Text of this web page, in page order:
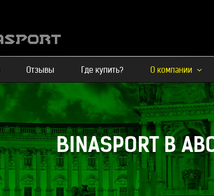
Отзывы Где купить? О компании
BINASPORT В